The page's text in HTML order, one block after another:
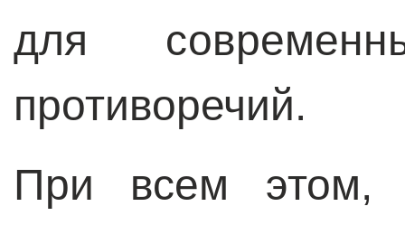
для
противоречий.
При всем этом,